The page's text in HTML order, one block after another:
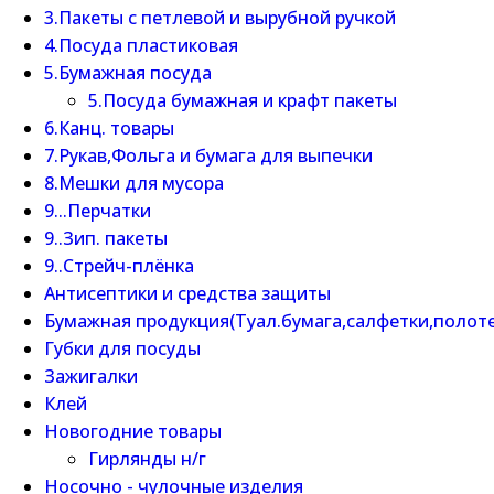
3.Пакеты с петлевой и вырубной ручкой
4.Посуда пластиковая
5.Бумажная посуда
5.Посуда бумажная и крафт пакеты
6.Канц. товары
7.Рукав,Фольга и бумага для выпечки
8.Мешки для мусора
9...Перчатки
9..Зип. пакеты
9..Стрейч-плёнка
Антисептики и средства защиты
Бумажная
Губки для посуды
Зажигалки
Клей
Новогодние товары
Гирлянды н/г
Носочно - чулочные изделия